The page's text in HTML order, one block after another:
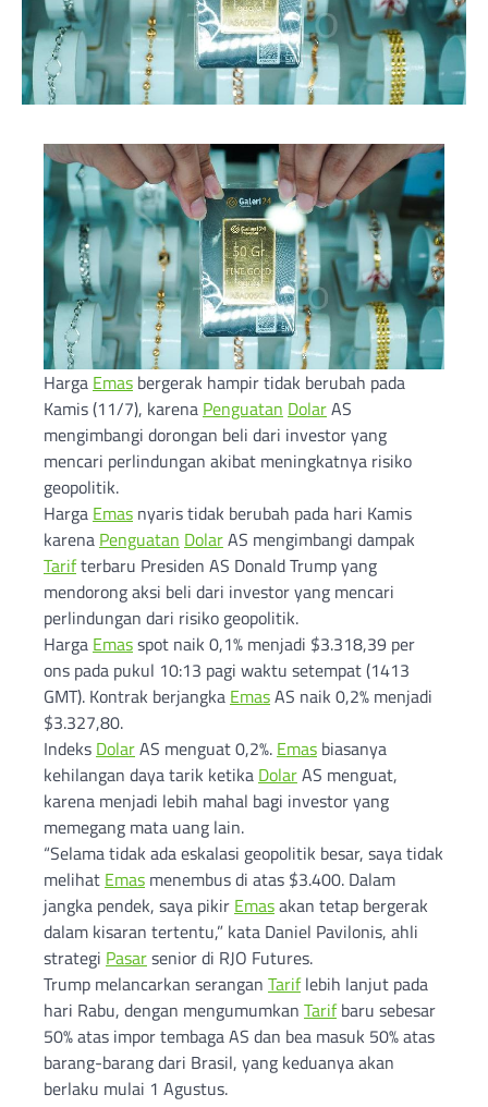
Harga Emas bergerak hampir tidak berubah pada
Kamis (11/7), karena Penguatan DolarAS
mengimbangi dorongan beli dari investor yang
mencari perlindungan akibat meningkatnya risiko
geopolitik.
Harga Emas nyaris tidak berubah pada hari Kamis
karena Penguatan DolarAS mengimbangi dampak
Tarifterbaru Presiden AS Donald Trump yang
mendorong aksi beli dari investor yang mencari
perlindungan dari risiko geopolitik.
Harga Emasspot naik 0,1% menjadi $3.318,39 per
ons pada pukul 10:13 pagi waktu setempat (1413
GMT). Kontrak berjangka EmasAS naik 0,2% menjadi
$3.327,80.
Indeks DolarAS menguat 0,2%. Emas biasanya
kehilangan daya tarik ketika DolarAS menguat,
karena menjadi lebih mahal bagi investor yang
memegang mata uang lain.
“Selama tidak ada eskalasi geopolitik besar, saya tidak
melihat Emas menembus di atas $3.400. Dalam
jangka pendek, saya pikir Emasakan tetap bergerak
dalam kisaran tertentu,” kata Daniel Pavilonis, ahli
strategi Pasarsenior di RJO Futures.
Trump melancarkan serangan Tariflebih lanjut pada
hari Rabu, dengan mengumumkan Tarifbaru sebesar
50% atas impor tembaga AS dan bea masuk 50% atas
barang-barang dari Brasil, yang keduanya akan
berlaku mulai 1 Agustus.